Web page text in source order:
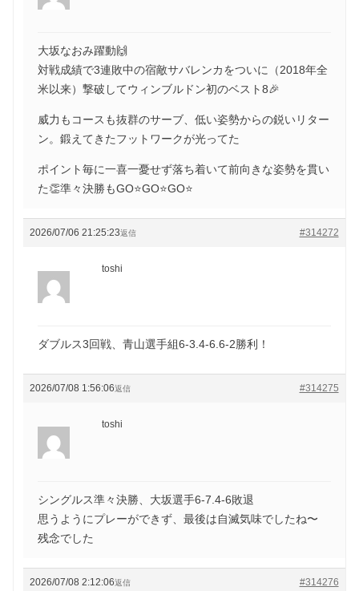
大坂なおみ躍動🙌
対戦成績で3連敗中の宿敵サバレンカをついに（2018年全
米以来）撃破してウィンブルドン初のベスト8🎉
威力もコースも抜群のサーブ、低い姿勢からの鋭いリター
ン。鍛えてきたフットワークが光ってた
ポイント毎に一喜一憂せず落ち着いて前向きな姿勢を貫い
た👏準々決勝もGO⭐️GO⭐️GO⭐️
2026/07/06 21:25:23 #314272
返信
toshi
ダブルス3回戦、青山選手組6-3.4-6.6-2勝利！
2026/07/08 1:56:06 #314275
返信
toshi
シングルス準々決勝、大坂選手6-7.4-6敗退
思うようにプレーができず、最後は自滅気味でしたね〜
残念でした
2026/07/08 2:12:06 #314276
返信